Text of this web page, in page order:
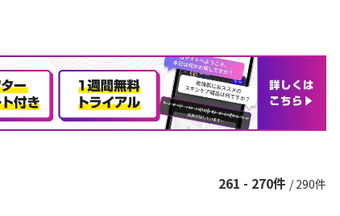
261 - 270件 / 290件